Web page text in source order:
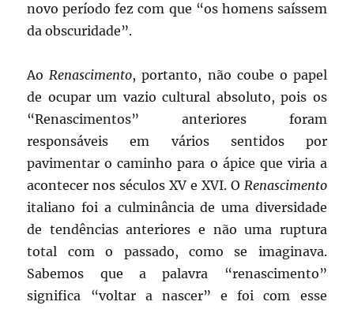
novo período fez com que “os homens saíssem
da obscuridade”.
Ao Renascimento, portanto, não coube o papel
de ocupar um vazio cultural absoluto, pois os
“Renascimentos” anteriores foram
responsáveis em vários sentidos por
pavimentar o caminho para o ápice que viria a
acontecer nos séculos XV e XVI. O Renascimento
italiano foi a culminância de uma diversidade
de tendências anteriores e não uma ruptura
total com o passado, como se imaginava.
Sabemos que a palavra “renascimento”
significa “voltar a nascer” e foi com esse